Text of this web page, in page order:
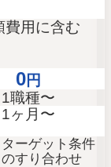
費用に含む
0円
1職種〜
1ヶ月〜
ターゲット条件
のすり合わせ